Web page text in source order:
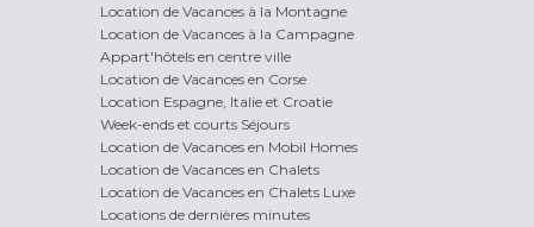
Location de Vacances à la Montagne
Location de Vacances à la Campagne
Appart'hôtels en centre ville
Location de Vacances en Corse
Location Espagne, Italie et Croatie
Week-ends et courts Séjours
Location de Vacances en Mobil Homes
Location de Vacances en Chalets
Location de Vacances en Chalets Luxe
Locations de dernières minutes